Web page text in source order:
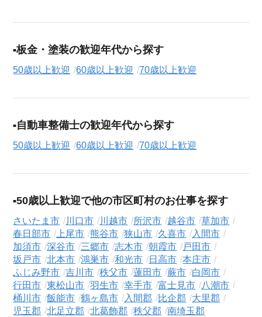
板金・塗装の歓迎年代から探す
50歳以上歓迎 60歳以上歓迎 70歳以上歓迎
自動車整備士の歓迎年代から探す
50歳以上歓迎 60歳以上歓迎 70歳以上歓迎
50歳以上歓迎で他の市区町村のお仕事を探す
さいたま市 川口市 川越市 所沢市 越谷市
草加市
春日部市
上尾市 熊谷市 狭山市 久喜市
入間市
加須市
深谷市 三郷市 志木市 朝霞市
戸田市
坂戸市
北本市 鴻巣市 和光市 日高市
本庄市
ふじみ野市
吉川市 秩父市 蓮田市 蕨市
白岡市
行田市
東松山市 羽生市 幸手市 富士見市
八潮市
桶川市
飯能市 鶴ヶ島市 入間郡 比企郡
大里郡
児玉郡
北足立郡 北葛飾郡 秩父郡 南埼玉郡